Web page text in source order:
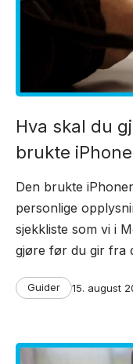
Hva skal du
brukte iPhone
Den brukte
personlige
sjekkliste som vi i
gjøre før du gir fra
Categories
Guider
Post
15. august